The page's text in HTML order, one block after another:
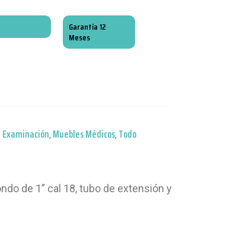
Garantía 12
Meses
, Muebles Médicos, Todo
de 1” cal 18, tubo de extensión y